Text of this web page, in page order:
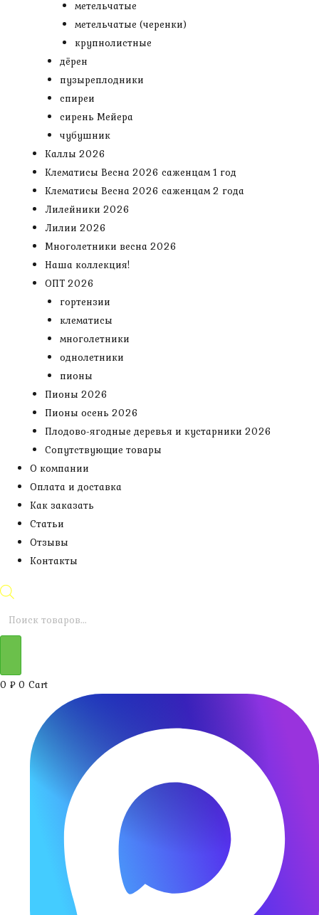
метельчатые
метельчатые (черенки)
крупнолистные
дёрен
пузыреплодники
спиреи
сирень Мейера
чубушник
Каллы 2026
Клематисы Весна 2026 саженцам 1 год
Клематисы Весна 2026 саженцам 2 года
Лилейники 2026
Лилии 2026
Многолетники весна 2026
Наша коллекция!
ОПТ 2026
гортензии
клематисы
многолетники
однолетники
пионы
Пионы 2026
Пионы осень 2026
Плодово-ягодные деревья и кустарники 2026
Сопутствующие товары
О компании
Оплата и доставка
Как заказать
Статьи
Отзывы
Контакты
Поиск
0 ₽ 0 Cart